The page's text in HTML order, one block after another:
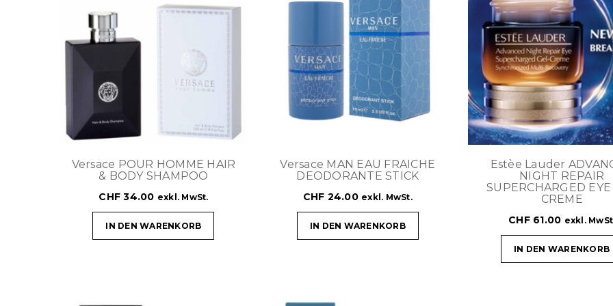
Versace POUR HOMME HAIR
& BODY SHAMPOO
CHF 34.00 exkl. MwSt.
IN DEN WARENKORB
Versace MAN EAU FRAICHE
DEODORANTE STICK
CHF 24.00 exkl. MwSt.
IN DEN WARENKORB
Estèe Lauder
NIGHT REPAIR
SUPERCHARGED
CREME
CHF61.00 exkl.
IN DEN WARENKORB